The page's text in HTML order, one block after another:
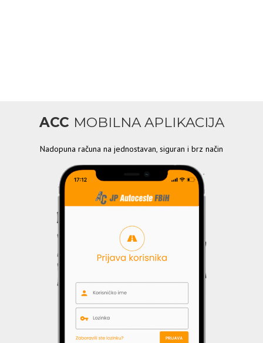
ACC MOBILNA APLIKACIJA
Nadopuna računa na jednostavan, siguran i brz način